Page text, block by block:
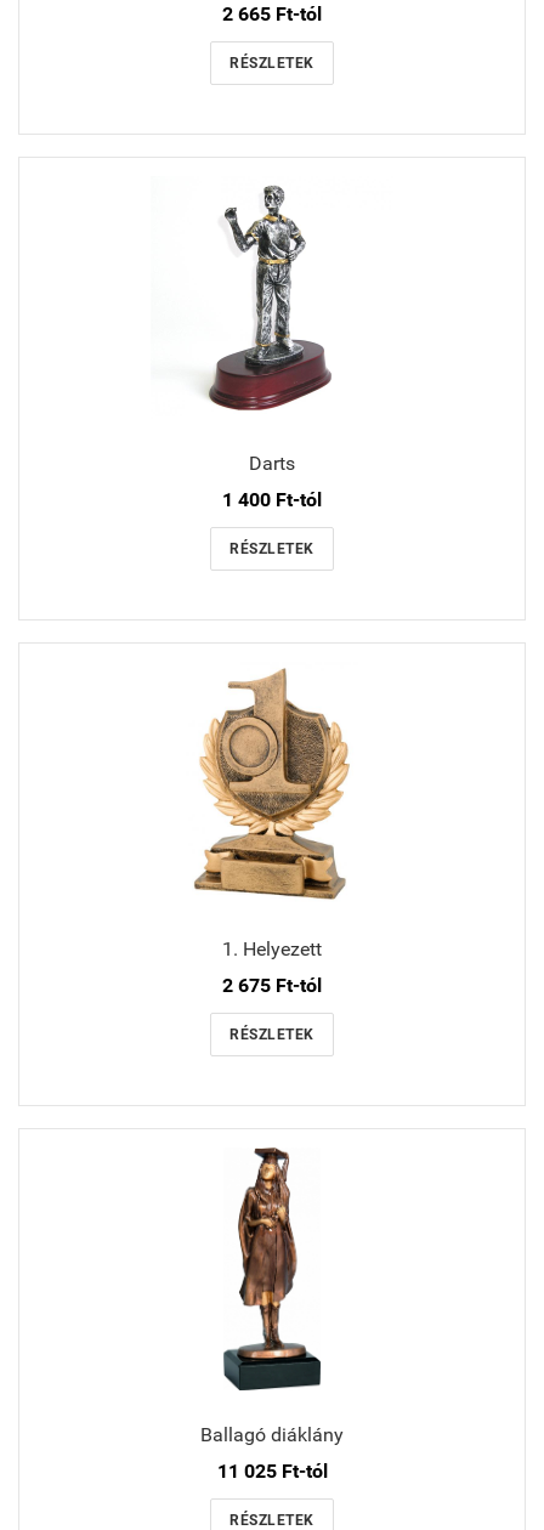
2 665 Ft-tól
RÉSZLETEK
Darts
1 400 Ft-tól
RÉSZLETEK
1. Helyezett
2 675 Ft-tól
RÉSZLETEK
Ballagó diáklány
11 025 Ft-tól
RÉSZLETEK